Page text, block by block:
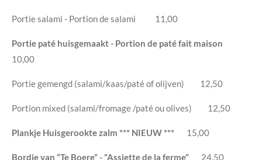
Portie salami - Portion de salami 11,00
Portie paté huisgemaakt - Portion de paté fait maison
10,00
Portie gemengd (salami/kaas/paté of olijven) 12,50
Portion mixed (salami/fromage /paté ou olives) 12,50
Plankje Huisgerookte zalm *** NIEUW *** 15,00
Bordje van “Te Boere” - “Assiette de la ferme” 24,50